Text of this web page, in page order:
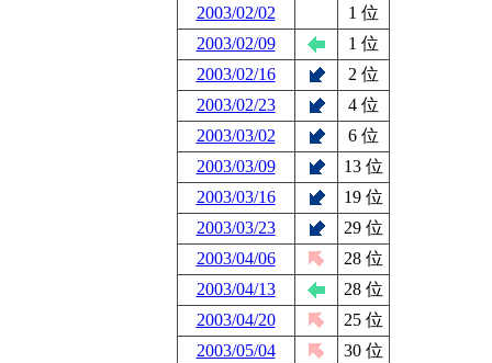
2003/02/02
1 位
2003/02/09
1 位
2003/02/16
2 位
2003/02/23
4 位
2003/03/02
6 位
2003/03/09
13 位
2003/03/16
19 位
2003/03/23
29 位
2003/04/06
28 位
2003/04/13
28 位
2003/04/20
25 位
2003/05/04
30 位